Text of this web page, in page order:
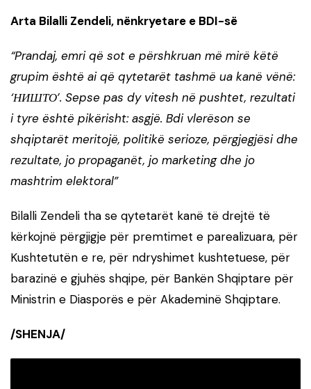
Arta Bilalli Zendeli, nënkryetare e BDI-së
“Prandaj, emri që sot e përshkruan më mirë këtë
grupim është ai që qytetarët tashmë ua kanë vënë:
‘НИШТО’. Sepse pas dy vitesh në pushtet, rezultati
i tyre është pikërisht: asgjë. Bdi vlerëson se
shqiptarët meritojë, politikë serioze, përgjegjësi dhe
rezultate, jo propaganët, jo marketing dhe jo
mashtrim elektoral”
Bilalli Zendeli tha se qytetarët kanë të drejtë të
kërkojnë përgjigje për premtimet e parealizuara, për
Kushtetutën e re, për ndryshimet kushtetuese, për
barazinë e gjuhës shqipe, për Bankën Shqiptare për
Ministrin e Diasporës e për Akademinë Shqiptare.
/SHENJA/